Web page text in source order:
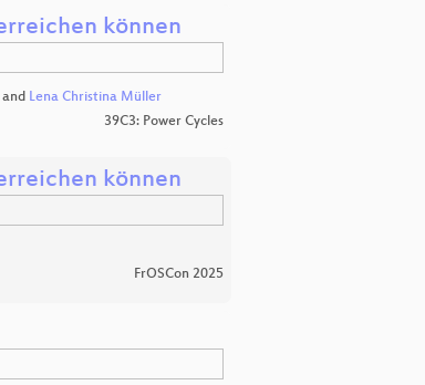
können
Lena Christina Müller
39C3: Power Cycles
können
FrOSCon 2025